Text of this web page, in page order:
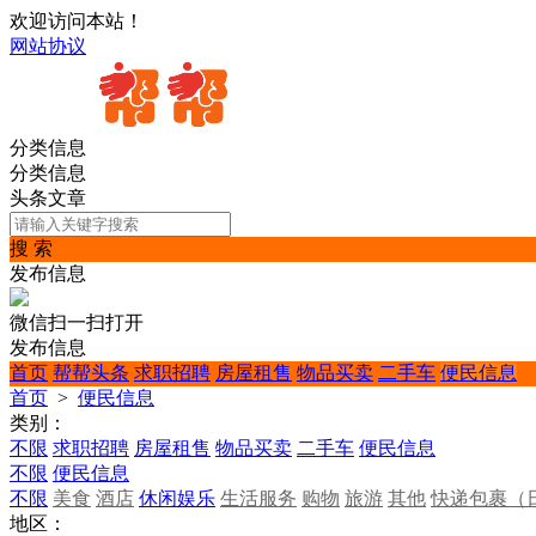
欢迎访问本站！
网站协议
分类信息
分类信息
头条文章
搜 索
发布信息
微信扫一扫打开
发布信息
首页 帮帮头条 求职招聘 房屋租售 物品买卖 二手车 便民信息
首页 > 便民信息
类别：
不限 求职招聘 房屋租售 物品买卖 二手车 便民信息
不限 便民信息
不限 美食 酒店 休闲娱乐 生活服务 购物 旅游 其他 快递包裹（
地区：